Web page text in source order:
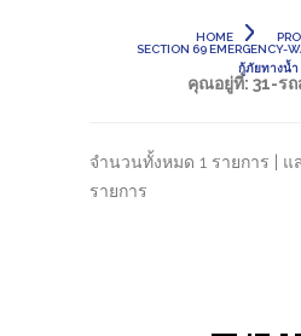
HOME
SECTION 69 EMERGENCY-
กู้ภัยทางน้ำ
คุณอยู่ที่: 31-ร
จำนวนทั้งหมด 1 รายการ | แ
รายการ